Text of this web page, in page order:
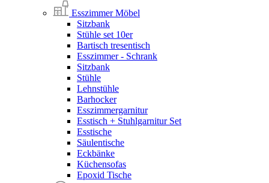
Esszimmer Möbel
Sitzbank
Stühle set 10er
Bartisch tresentisch
Esszimmer - Schrank
Sitzbank
Stühle
Lehnstühle
Barhocker
Esszimmergarnitur
Esstisch + Stuhlgarnitur Set
Esstische
Säulentische
Eckbänke
Küchensofas
Epoxid Tische